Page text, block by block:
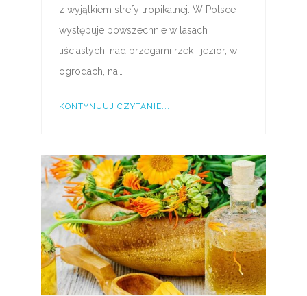
z wyjątkiem strefy tropikalnej. W Polsce
występuje powszechnie w lasach
liściastych, nad brzegami rzek i jezior, w
ogrodach, na…
KONTYNUUJ CZYTANIE...